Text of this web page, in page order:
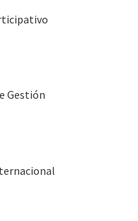
Gestión